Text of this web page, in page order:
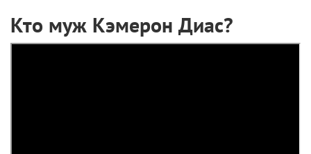
Кто муж Кэмерон Диас?